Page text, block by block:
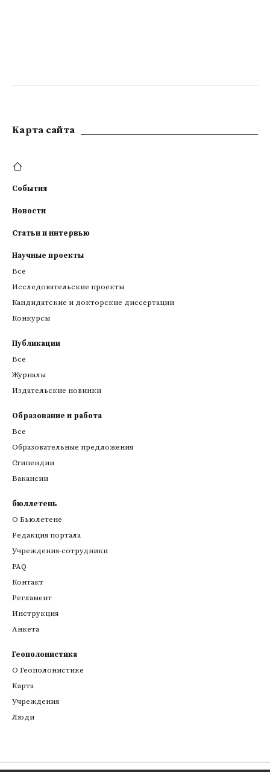
Kарта сайта
События
Новости
Статьи и интервью
Научные проекты
Все
Исследовательские проекты
Кандидатские и докторские диссертации
Конкурсы
Публикации
Все
Журналы
Издательские новинки
Образование и работа
Все
Образовательные предложения
Стипендии
Вакансии
бюллетень
О Бьюлетене
Редакция портала
Учреждения-сотрудники
FAQ
Контакт
Регламент
Инструкция
Анкета
Геополонистика
О Геополонистике
Kарта
Учреждения
Люди